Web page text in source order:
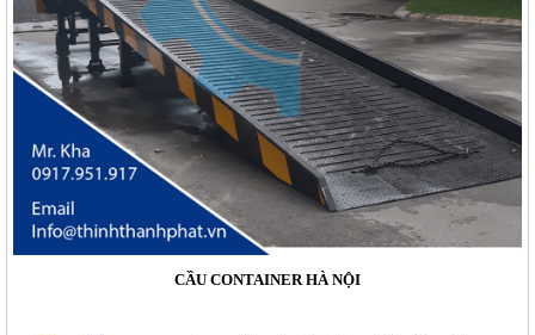
CẦU CONTAINER HÀ NỘI